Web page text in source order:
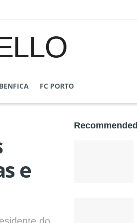
BENFICA FC PORTO
e
Recommended